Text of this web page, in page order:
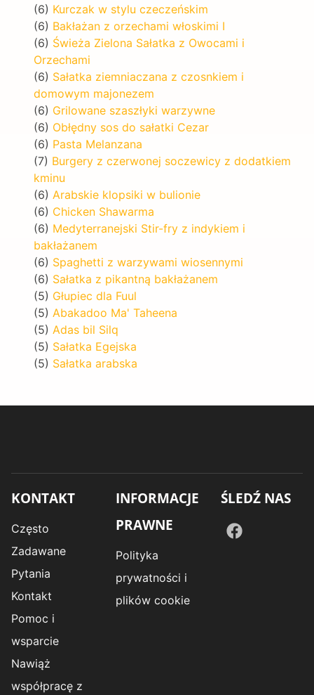
(6) Kurczak w stylu czeczeńskim
(6) Bakłażan z orzechami włoskimi I
(6) Świeża Zielona Sałatka z Owocami i
Orzechami
(6) Sałatka ziemniaczana z czosnkiem i
domowym majonezem
(6) Grilowane szaszłyki warzywne
(6) Obłędny sos do sałatki Cezar
(6) Pasta Melanzana
(7) Burgery z czerwonej soczewicy z dodatkiem
kminu
(6) Arabskie klopsiki w bulionie
(6) Chicken Shawarma
(6) Medyterranejski Stir-fry z indykiem i
bakłażanem
(6) Spaghetti z warzywami wiosennymi
(6) Sałatka z pikantną bakłażanem
(5) Głupiec dla Fuul
(5) Abakadoo Ma' Taheena
(5) Adas bil Silq
(5) Sałatka Egejska
(5) Sałatka arabska
KONTAKT
Często
Zadawane
Pytania
Kontakt
Pomoc i
wsparcie
Nawiąż
współpracę z
INFORMACJE
PRAWNE
Polityka
prywatności i
plików cookie
ŚLEDŹ NAS